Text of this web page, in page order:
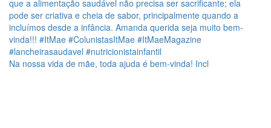
Na nossa vida de mãe, toda ajuda é bem-vinda! Incl